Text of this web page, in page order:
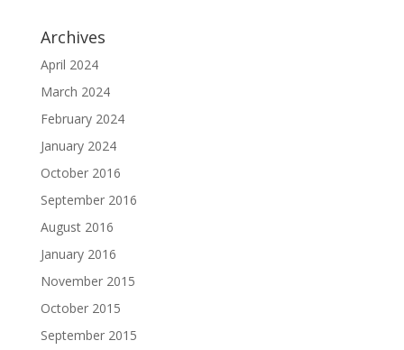
Archives
April 2024
March 2024
February 2024
January 2024
October 2016
September 2016
August 2016
January 2016
November 2015
October 2015
September 2015